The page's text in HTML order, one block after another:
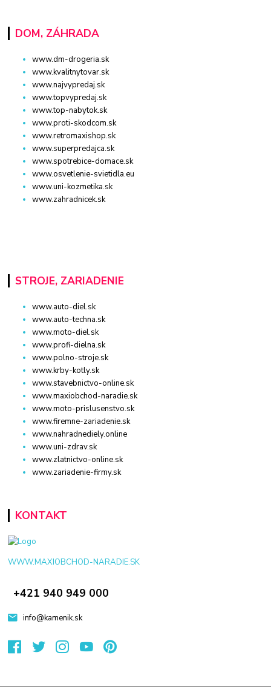
DOM, ZÁHRADA
www.dm-drogeria.sk
www.kvalitnytovar.sk
www.najvypredaj.sk
www.topvypredaj.sk
www.top-nabytok.sk
www.proti-skodcom.sk
www.retromaxishop.sk
www.superpredajca.sk
www.spotrebice-domace.sk
www.osvetlenie-svietidla.eu
www.uni-kozmetika.sk
www.zahradnicek.sk
STROJE, ZARIADENIE
www.auto-diel.sk
www.auto-techna.sk
www.moto-diel.sk
www.profi-dielna.sk
www.polno-stroje.sk
www.krby-kotly.sk
www.stavebnictvo-online.sk
www.maxiobchod-naradie.sk
www.moto-prislusenstvo.sk
www.firemne-zariadenie.sk
www.nahradnediely.online
www.uni-zdrav.sk
www.zlatnictvo-online.sk
www.zariadenie-firmy.sk
KONTAKT
WWW.MAXIOBCHOD-NARADIE.SK
+421 940 949 000
info@kamenik.sk